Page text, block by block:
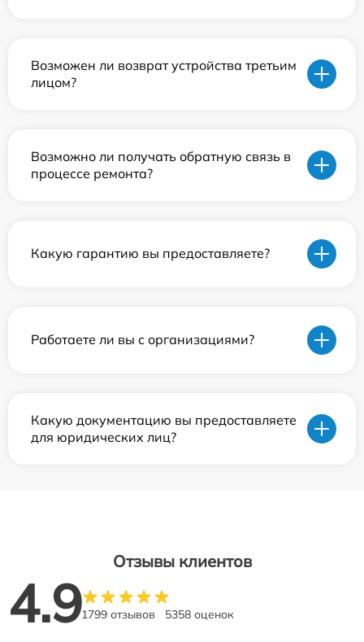
Возможен ли возврат устройства третьим
лицом?
Возможно ли получать обратную связь в
процессе ремонта?
Какую гарантию вы предоставляете?
Работаете ли вы с организациями?
Какую документацию вы предоставляете
для юридических лиц?
Отзывы клиентов
4.91799 отзывов 5358 оценок